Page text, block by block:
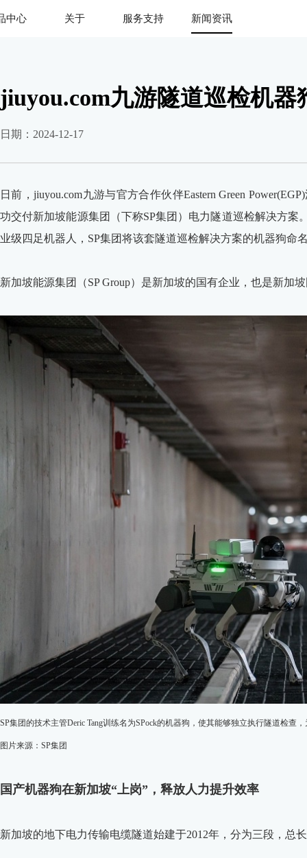
中心 关于 服务支持 新闻资讯
jiuyou.com九游隧道巡检机
日期：2024-12-17
日前，jiuyou.com九游与官方合作伙伴Eastern Green
功交付新加坡能源集团（下称SP集团）电力隧道巡检解决方
业级四足机器人，SP集团将该套隧道巡检解决方案的机器狗命
新加坡能源集团（SP Group）是新加坡的国有企业，也是新加
SP集团的技术主管Deric Tang训练名为SPock的机器狗，使其能够独立执行隧道检查
图片来源：SP集团
国产机器狗在新加坡“上岗”，释放人力提升效率
新加坡的地下电力传输电缆隧道始建于2012年，分为三段，总